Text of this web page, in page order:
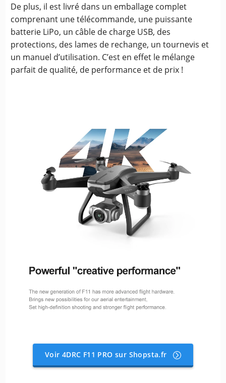
De plus, il est livré dans un emballage complet
comprenant une télécommande, une puissante
batterie LiPo, un câble de charge USB, des
protections, des lames de rechange, un tournevis et
un manuel d’utilisation. C’est en effet le mélange
parfait de qualité, de performance et de prix !
Voir 4DRC F11 PRO sur Shopsta.fr